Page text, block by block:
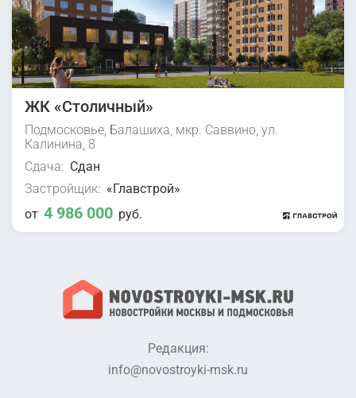
ЖК «Столичный»
Подмосковье, Балашиха, мкр. Саввино, ул.
Калинина, 8
Сдача: Сдан
Застройщик: «Главстрой»
от 4 986 000 руб.
Редакция:
info@novostroyki-msk.ru